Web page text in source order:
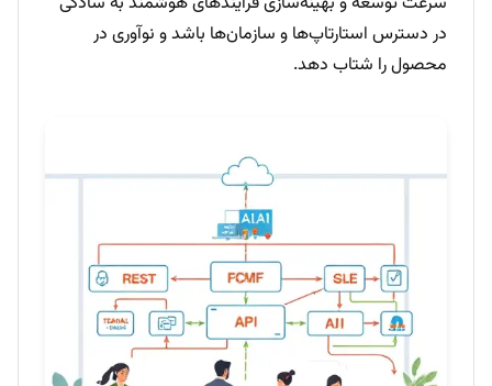
در دسترس استارتاپ‌ها و سازمان‌ها باشد و نوآوری در
محصول را شتاب دهد.